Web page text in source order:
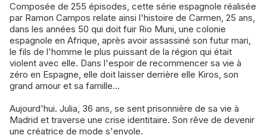
Composée de 255 épisodes, cette série espagnole réalisée
par Ramon Campos relate ainsi l'histoire de Carmen, 25 ans,
dans les années 50 qui doit fuir Rio Muni, une colonie
espagnole en Afrique, après avoir assassiné son futur mari,
le fils de l'homme le plus puissant de la région qui était
violent avec elle. Dans l'espoir de recommencer sa vie à
zéro en Espagne, elle doit laisser derrière elle Kiros, son
grand amour et sa famille...
Aujourd'hui. Julia, 36 ans, se sent prisonnière de sa vie à
Madrid et traverse une crise identitaire. Son rêve de devenir
une créatrice de mode s'envole.